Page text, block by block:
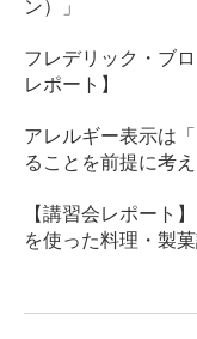
ン）」
フレデリック・ブ
レポート】
アレルギー表示は
ることを前提に考
【講習会レポート
を使った料理・製